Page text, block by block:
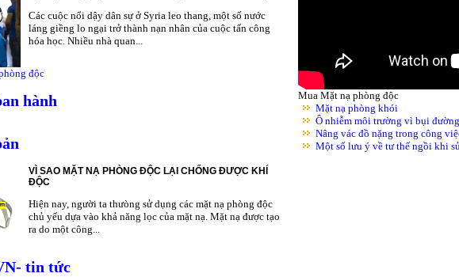
Các cuộc nổi dậy dân sự ở Syria leo thang, một số nước
láng giềng lo ngại trở thành nạn nhân của cuộc tấn công
hóa học. Nhiều nhà quan...
độc
hành
VÌ SAO MẶT NẠ PHÒNG ĐỘC LẠI CHỐNG ĐƯỢC KHÍ
ĐỘC
Hiện nay, người ta thưòng sử dụng các mặt nạ phòng độc
chủ yếu dựa vào khả năng lọc của mặt nạ. Mặt nạ được tạo
ra do một công...
tin tức
Mua Mặt nạ phòng độc
Mặt nạ phòng khói
Ô nhiễm môi trường vì bụi đường
Nâng vác đồ nặng trong công
Một số lưu ý về tư thế ngồi khi